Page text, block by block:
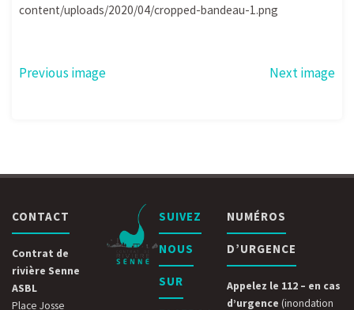
content/uploads/2020/04/cropped-bandeau-1.png
Previous image Next image
CONTACT
Contrat de
rivière Senne
ASBL
Place Josse
SUIVEZ
NOUS
SUR
NUMÉROS
D’URGENCE
Appelez le 112 – en cas
d’urgence (inondation